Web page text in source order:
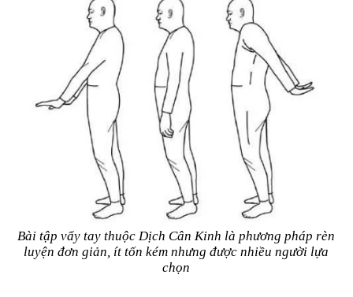
Bài tập vẩy tay thuộc Dịch Cân Kinh là phương pháp rèn
luyện đơn giản, ít tốn kém nhưng được nhiều người lựa
chọn